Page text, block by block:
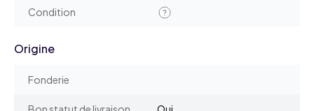
Condition
Origine
Fonderie